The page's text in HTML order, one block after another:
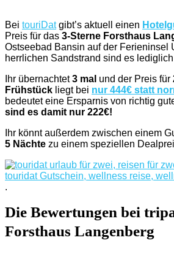
Bei touriDatgibt’s aktuell einen
Preis für das 3-Sterne Forsthaus
Ostseebad Bansin auf der Ferieninsel
herrlichen Sandstrand sind es
Ihr übernachtet3 mal und der Preis für
Frühstück liegt bei nur 444€ statt
bedeutet eine Ersparnis von richtig
sind es damit nur 222€!
Ihr könnt außerdem zwischen einem
5 Nächte zu einem speziellen
.
Die Bewertungen bei
Forsthaus Langenberg